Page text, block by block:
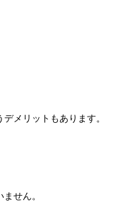
メリットもあります。
せん。